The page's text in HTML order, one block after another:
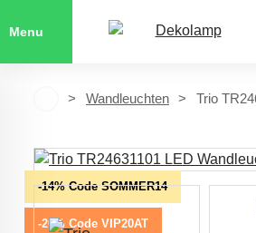
Menu
Wandleuchten Trio
-14% Code SOMMER14
-20% Code VIP20AT